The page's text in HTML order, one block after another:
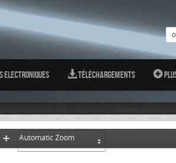
Electroniques Téléchargements
Zoom